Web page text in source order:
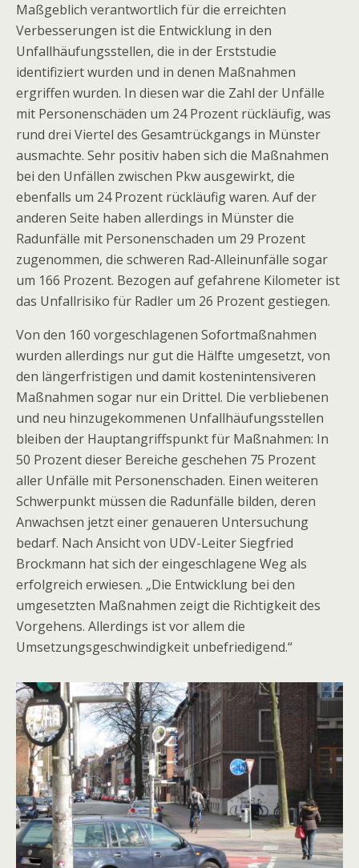
Maßgeblich verantwortlich für die erreichten
Verbesserungen ist die Entwicklung in den
Unfallhäufungsstellen, die in der Erststudie
identifiziert wurden und in denen Maßnahmen
ergriffen wurden. In diesen war die Zahl der Unfälle
mit Personenschäden um 24 Prozent rückläufig, was
rund drei Viertel des Gesamtrückgangs in Münster
ausmachte. Sehr positiv haben sich die Maßnahmen
bei den Unfällen zwischen Pkw ausgewirkt, die
ebenfalls um 24 Prozent rückläufig waren. Auf der
anderen Seite haben allerdings in Münster die
Radunfälle mit Personenschaden um 29 Prozent
zugenommen, die schweren Rad-Alleinunfälle sogar
um 166 Prozent. Bezogen auf gefahrene Kilometer ist
das Unfallrisiko für Radler um 26 Prozent gestiegen.
Von den 160 vorgeschlagenen Sofortmaßnahmen
wurden allerdings nur gut die Hälfte umgesetzt, von
den längerfristigen und damit kostenintensiveren
Maßnahmen sogar nur ein Drittel. Die verbliebenen
und neu hinzugekommenen Unfallhäufungsstellen
bleiben der Hauptangriffspunkt für Maßnahmen: In
50 Prozent dieser Bereiche geschehen 75 Prozent
aller Unfälle mit Personenschaden. Einen weiteren
Schwerpunkt müssen die Radunfälle bilden, deren
Anwachsen jetzt einer genaueren Untersuchung
bedarf. Nach Ansicht von UDV-Leiter Siegfried
Brockmann hat sich der eingeschlagene Weg als
erfolgreich erwiesen. „Die Entwicklung bei den
umgesetzten Maßnahmen zeigt die Richtigkeit des
Vorgehens. Allerdings ist vor allem die
Umsetzungsgeschwindigkeit unbefriedigend.“